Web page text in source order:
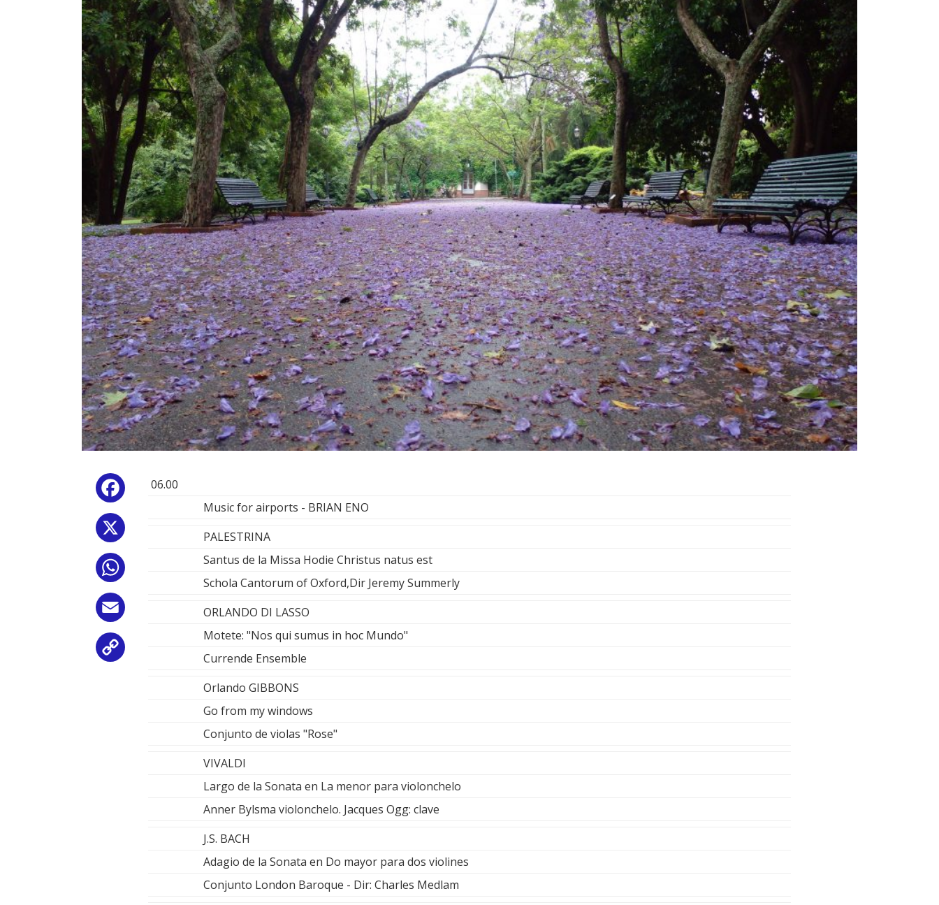
Facebook
06.00
Music for airports - BRIAN ENO
PALESTRINA
Santus de la Missa Hodie Christus natus est
Schola Cantorum of Oxford,Dir Jeremy Summerly
ORLANDO DI LASSO
Motete: "Nos qui sumus in hoc Mundo"
Currende Ensemble
Orlando GIBBONS
Go from my windows
Conjunto de violas "Rose"
VIVALDI
Largo de la Sonata en La menor para violonchelo
Anner Bylsma violonchelo. Jacques Ogg: clave
J.S. BACH
Adagio de la Sonata en Do mayor para dos violines
Conjunto London Baroque - Dir: Charles Medlam